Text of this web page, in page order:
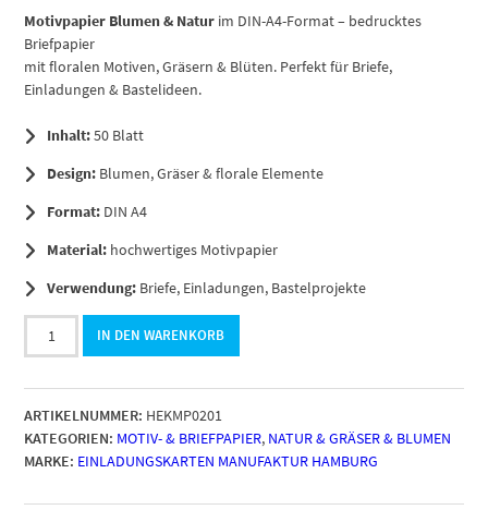
Motivpapier Blumen & Natur im DIN-A4-Format – bedrucktes
Briefpapier
mit floralen Motiven, Gräsern & Blüten. Perfekt für Briefe,
Einladungen & Bastelideen.
Inhalt:50 Blatt
Design: Blumen, Gräser & florale Elemente
Format: DIN A4
Material: hochwertiges Motivpapier
Verwendung: Briefe, Einladungen, Bastelprojekte
50
Blatt
DIN
A4,
Motiv
Wiese
IN DEN WARENKORB
ARTIKELNUMMER: HEKMP0201
KATEGORIEN: MOTIV- & BRIEFPAPIER, NATUR & GRÄSER & BLUMEN
MARKE: EINLADUNGSKARTEN MANUFAKTUR HAMBURG